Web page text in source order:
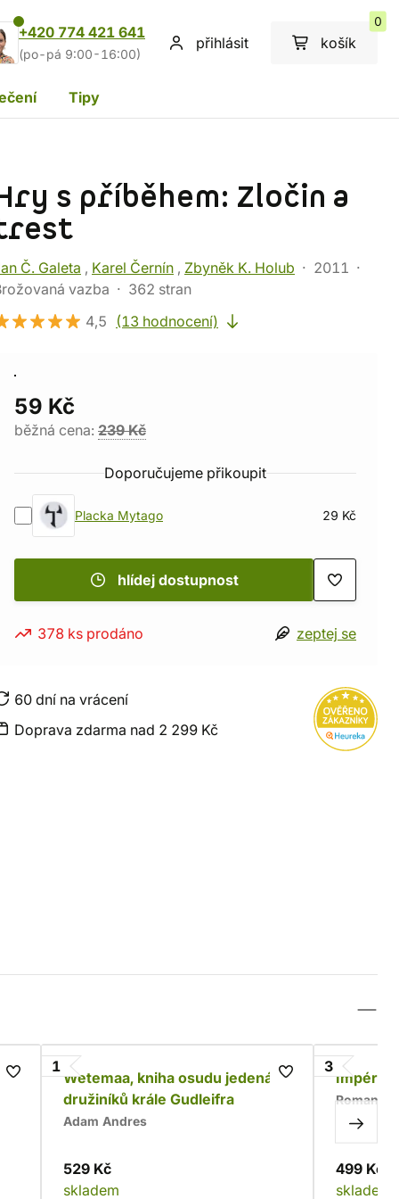
+420 774 421 641
(po-pá 9:00-16:00)
přihlásit košík
0
Tipy
s příběhem: Zločin a
Č. Galeta , Karel Černín , Zbyněk K. Holub
2011
vazba
362 stran
4,5
(13 hodnocení)
59 Kč
běžná cena: 239 Kč
Doporučujeme přikoupit
Placka Mytago 29 Kč
hlídej dostupnost
378 ks prodáno zeptej se
60 dní na vrácení
Doprava zdarma nad 2 299 Kč
1
Wetemaa, kniha osudu jedenácti
družiníků krále Gudleifra
Adam Andres
529 Kč
skladem
3
Roman
499 Kč
skladem